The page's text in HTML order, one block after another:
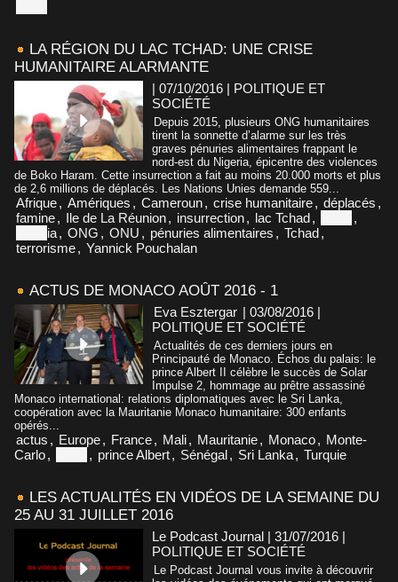
LA RÉGION DU LAC TCHAD: UNE CRISE
HUMANITAIRE ALARMANTE
| 07/10/2016 | POLITIQUE ET
SOCIÉTÉ
Depuis 2015, plusieurs ONG humanitaires
tirent la sonnette d’alarme sur les très
graves pénuries alimentaires frappant le
nord-est du Nigeria, épicentre des violences
de Boko Haram. Cette insurrection a fait au moins 20.000 morts et plus
de 2,6 millions de déplacés. Les Nations Unies demande 559...
Afrique, Amériques , Cameroun, crise humanitaire, déplacés ,
famine, Ile de La Réunion, insurrection, lac Tchad,
,
ia, ONG , ONU , pénuries alimentaires , Tchad,
terrorisme, Yannick Pouchalan
ACTUS DE MONACO AOÛT 2016 - 1
Eva Esztergar | 03/08/2016 |
POLITIQUE ET SOCIÉTÉ
Actualités de ces derniers jours en
Principauté de Monaco. Échos du palais: le
prince Albert II célèbre le succès de Solar
Impulse 2, hommage au prêtre assassiné
Monaco international: relations diplomatiques avec le Sri Lanka,
coopération avec la Mauritanie Monaco humanitaire: 300 enfants
opérés...
actus , Europe, France, Mali, Mauritanie, Monaco, Monte-
Carlo, , prince Albert, Sénégal, Sri Lanka, Turquie
LES ACTUALITÉS EN VIDÉOS DE LA SEMAINE DU
25 AU 31 JUILLET 2016
Le Podcast Journal | 31/07/2016 |
POLITIQUE ET SOCIÉTÉ
Le Podcast Journal vous invite à découvrir